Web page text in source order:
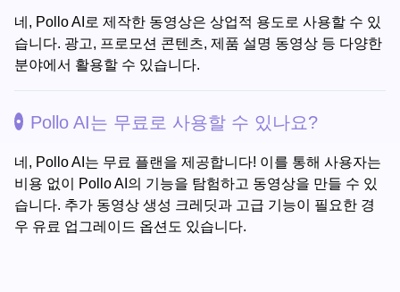
네, Pollo AI로 제작한 동영상은 상업적 용도로 사용할 수 있
습니다. 광고, 프로모션 콘텐츠, 제품 설명 동영상 등 다양한
분야에서 활용할 수 있습니다.
Pollo AI는 무료로 사용할 수 있나요?
네, Pollo AI는 무료 플랜을 제공합니다! 이를 통해 사용자는
비용 없이 Pollo AI의 기능을 탐험하고 동영상을 만들 수 있
습니다. 추가 동영상 생성 크레딧과 고급 기능이 필요한 경
우 유료 업그레이드 옵션도 있습니다.